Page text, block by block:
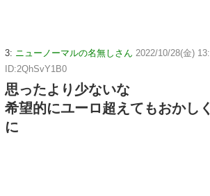
3: ニューノーマルの名無しさん 2022/10/28(金)
ID:2QhSvY1B0
思ったより少ないな
希望的にユーロ超えてもおかし
に